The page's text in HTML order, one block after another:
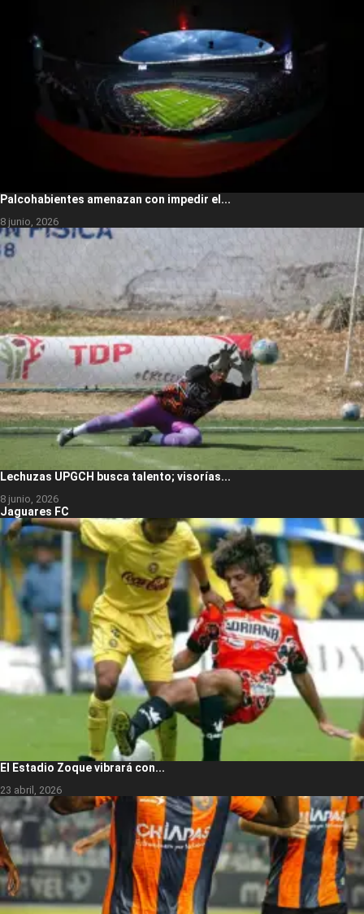
Palcohabientes amenazan con impedir el...
8 junio, 2026
Lechuzas UPGCH busca talento; visorías...
8 junio, 2026
Jaguares FC
El Estadio Zoque vibrará con...
23 abril, 2026